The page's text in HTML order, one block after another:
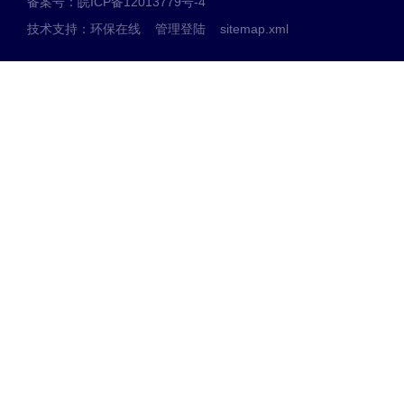
技术支持： 环保在线 管理登陆 sitemap.xml